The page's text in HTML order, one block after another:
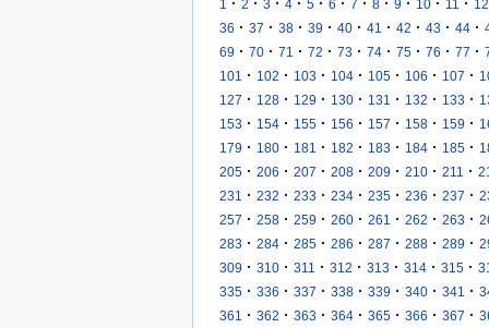
1 2 3 4 5 6 7 8 9 10 11
12
36 · 37 · 38 · 39 · 40 · 41 · 42 · 43 · 44 ·
69 · 70 · 71 · 72 · 73 · 74 · 75 · 76 · 77 ·
101
· 102 · 103 · 104 · 105 · 106 · 107 ·
127 · 128 · 129 · 130 · 131 · 132 · 133 ·
153 · 154 · 155 · 156 · 157 · 158 · 159 ·
179 · 180 · 181 · 182 · 183 · 184 · 185 ·
205 · 206 · 207 · 208 · 209 · 210 · 211 ·
231
· 232 · 233 · 234 · 235 · 236 · 237 ·
257 · 258 · 259 · 260 · 261 · 262 · 263 ·
283 · 284 · 285 · 286 · 287 · 288 · 289 ·
309 · 310 · 311 · 312 · 313 · 314 · 315 ·
335 · 336 · 337 · 338 · 339 · 340 · 341 ·
361
· 362 · 363 · 364 · 365 · 366 · 367 ·